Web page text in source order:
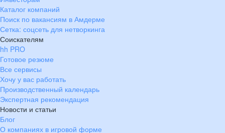
Каталог компаний
Поиск по вакансиям в Амдерме
Сетка: соцсеть для нетворкинга
Соискателям
hh PRO
Готовое резюме
Все сервисы
Хочу у вас работать
Производственный календарь
Экспертная рекомендация
Новости и статьи
Блог
О компаниях в игровой форме